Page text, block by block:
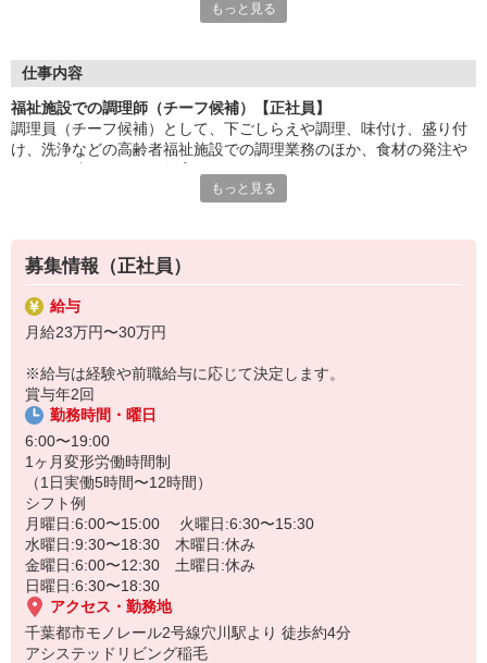
調理だけでなく、職場の運営にも関われるやりがいある仕事。
す。
利用者様の笑顔に加え、スタッフの成長や職場の改善に貢献でき
やりがい。人と食に向き合う責任あるポジションです。
HITOWAのフードサービスカンパニーは、全国300以上の施設で
給食運営を行う業界大手。調理技術だけでなく、
マネジメント力も磨ける研修制度が整っています。
もっと見る
仕事内容
福祉施設での調理師（チーフ候補）【正社員】
調理員（チーフ候補）として、下ごしらえや調理、味付け、盛り付
け、洗浄などの高齢者福祉施設での調理業務のほか、食材の発注や
は不問です！食事の提供を通して利用者さまを笑顔にしたいという
もっと見る
募集情報（正社員）
給与
月給23万円〜30万円
※給与は経験や前職給与に応じて決定します。
賞与年2回
勤務時間・曜日
6:00〜19:00
1ヶ月変形労働時間制
（1日実働5時間〜12時間）
シフト例
月曜日:6:00〜15:00 火曜日:6:30〜15:30
水曜日:9:30〜18:30 木曜日:休み
金曜日:6:00〜12:30 土曜日:休み
日曜日:6:30〜18:30
アクセス・勤務地
千葉都市モノレール2号線穴川駅より 徒歩約4分
アシステッドリビング稲毛